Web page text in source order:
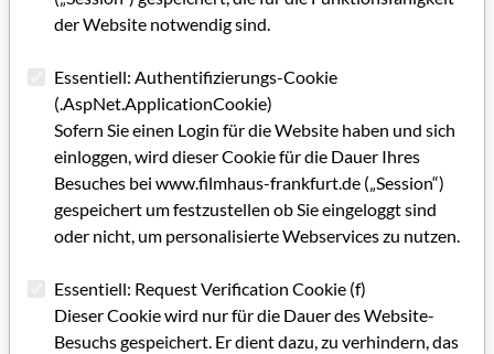
auch am ungeschick­ten Auftreten der Filmschaffenden für
argumentieren, wenn sie Zahlen und Fakten zur Hand
bekommen habe. Und viel zu häufig werde die Bedeutung der
Filmarbeit im allgemeinpolitischen Zusammenhang
vergessen. Sprich, das im politischen Diskurs wichtige
Argument: "Was bedeutet die Ar­beit der Filmschaffenden
eigentlich für jeden einzelnen Bürger?"
ein Um­zug anstehe, sei das kulturelle Angebot ein
ökonomischer Standortfak­tor ersten Ranges. Den Fragen
"Was kostet eine Wohnung?” und "Welche Schulen gibt es?"
der Website notwendig sind.
Essentiell: Authentifizierungs-Cookie
(.AspNet.ApplicationCookie)
Sofern Sie einen Login für die Website haben und sich
einloggen, wird dieser Cookie für die Dauer Ihres
Besuches bei www.filmhaus-frankfurt.de („Session“)
gespeichert um festzustellen ob Sie eingeloggt sind
oder nicht, um personalisierte Webservices zu nutzen.
Essentiell: Request Verification Cookie (f)
Dieser Cookie wird nur für die Dauer des Website-
Besuchs gespeichert. Er dient dazu, zu verhindern, das